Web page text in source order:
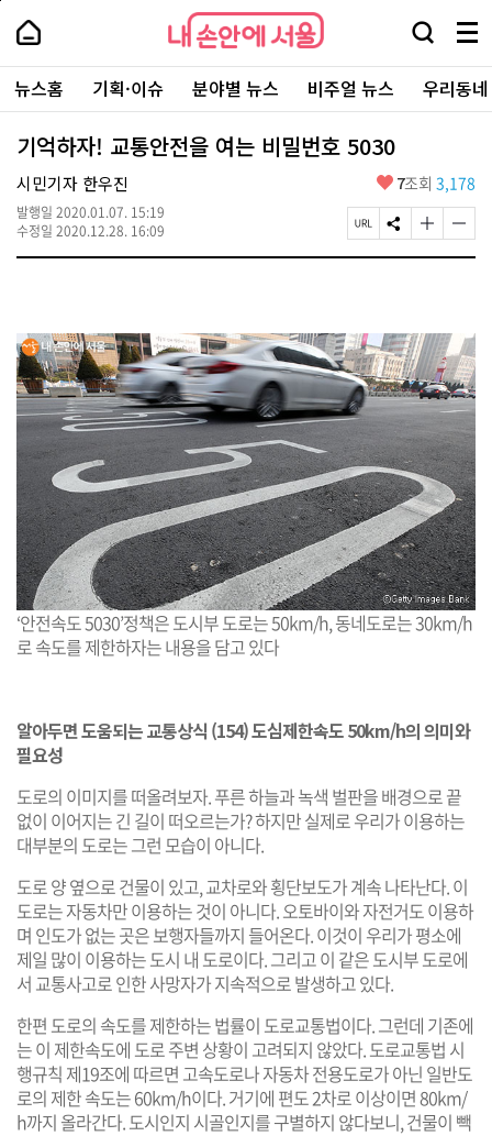
본
로
가
내
손
안
에
서
울
-
서
울
시
대
표
소
내
손
에
울
검
창
열
기
메
뉴
전
체
보
주
요
서
뉴스홈 기획·이슈 분야별 뉴스 비주얼 뉴스 우리동
기억하자! 교통안전을 여는 비밀번호 5030
시민기자 한우진
발행일 2020.01.07. 15:19
수정일 2020.12.28. 16:09
좋
요
7조회 3,178
페
이
복
사
S
N
기
글
자
변
경
하
기
글
자
변
경
하
기
‘안전속도 5030’정책은 도시부 도로는 50km/h, 동네도로는 30km/h
로 속도를 제한하자는 내용을 담고 있다
알아두면 도움되는 교통상식 (154) 도심제한속도 50km/h의 의미와
필요성
도로의 이미지를 떠올려보자. 푸른 하늘과 녹색 벌판을 배경으로 끝
없이 이어지는 긴 길이 떠오르는가? 하지만 실제로 우리가 이용하는
대부분의 도로는 그런 모습이 아니다.
도로 양 옆으로 건물이 있고, 교차로와 횡단보도가 계속 나타난다. 이
도로는 자동차만 이용하는 것이 아니다. 오토바이와 자전거도 이용하
며 인도가 없는 곳은 보행자들까지 들어온다. 이것이 우리가 평소에
제일 많이 이용하는 도시 내 도로이다. 그리고 이 같은 도시부 도로에
서 교통사고로 인한 사망자가 지속적으로 발생하고 있다.
한편 도로의 속도를 제한하는 법률이 도로교통법이다. 그런데 기존에
는 이 제한속도에 도로 주변 상황이 고려되지 않았다. 도로교통법 시
행규칙 제19조에 따르면 고속도로나 자동차 전용도로가 아닌 일반도
로의 제한 속도는 60km/h이다. 거기에 편도 2차로 이상이면 80km/
h까지 올라간다. 도시인지 시골인지를 구별하지 않다보니, 건물이 빽
페
상
단
로